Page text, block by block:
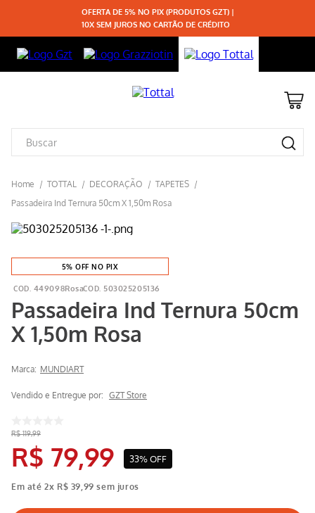
OFERTA DE 5% NO PIX (PRODUTOS GZT) |
10X SEM JUROS NO CARTÃO DE CRÉDITO
TOTTAL DECORAÇÃO
TAPETES
Passadeira Ind Ternura 50cm X 1,50m Rosa
5% OFF NO PIX
449098Rosa 503025205136
Passadeira Ind Ternura 50cm
X 1,50m Rosa
Marca: MUNDIART
Vendido e Entregue por: GZT Store
R$ 119,99
R$ 79,99 33%OFF
Em até2x R$ 39 99 sem juros